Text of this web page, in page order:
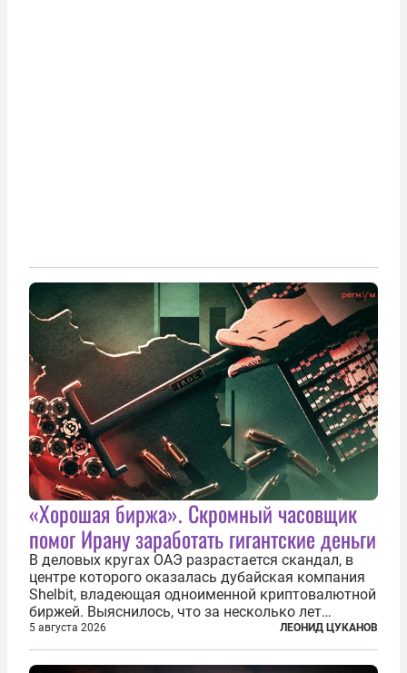
«Хорошая биржа». Скромный часовщик
помог Ирану заработать гигантские деньги
В деловых кругах ОАЭ разрастается скандал, в
центре которого оказалась дубайская компания
Shelbit, владеющая одноименной криптовалютной
биржей. Выяснилось, что за несколько лет
существования через Shelbit прошло не менее 4
млрд долларов в криптовалюте, принадлежащих
иранским чиновникам и силовикам...
5 августа 2026 ЛЕОНИД ЦУКАНОВ